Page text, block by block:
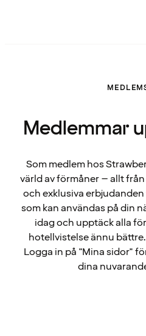
Medlemmar
Som medlem hos
värld av förmåner – allt
och exklusiva
som kan användas på din
idag och upptäck alla
hotellvistelse ännu
Logga in på "Mina sidor"
dina